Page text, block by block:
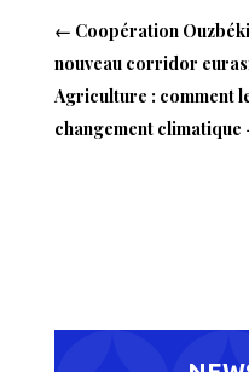
← Coopération
nouveau corridor
Agriculture : comment
changement climatique